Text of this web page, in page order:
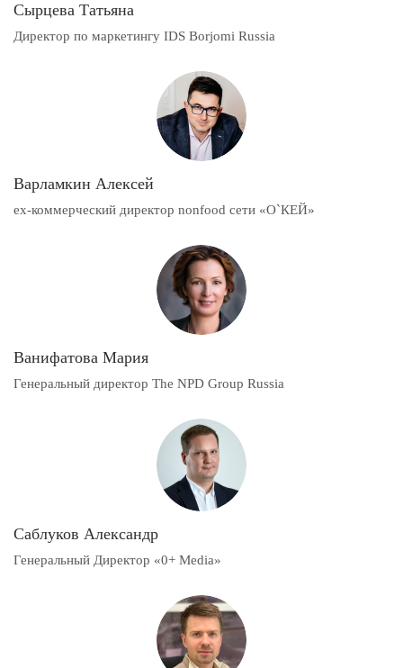
Сырцева Татьяна
Директор по маркетингу IDS Borjomi Russia
Варламкин Алексей
ex-коммерческий директор nonfood сети «О`КЕЙ»
Ванифатова Мария
Генеральный директор The NPD Group Russia
Саблуков Александр
Генеральный Директор «0+ Media»